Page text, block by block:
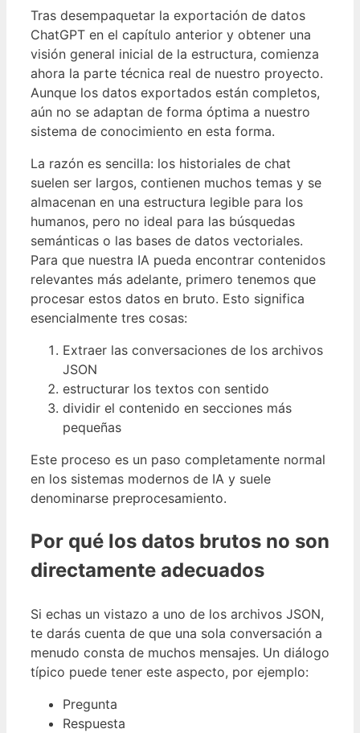
Tras desempaquetar la exportación de datos
ChatGPT en el capítulo anterior y obtener una
visión general inicial de la estructura, comienza
ahora la parte técnica real de nuestro proyecto.
Aunque los datos exportados están completos,
aún no se adaptan de forma óptima a nuestro
sistema de conocimiento en esta forma.
La razón es sencilla: los historiales de chat
suelen ser largos, contienen muchos temas y se
almacenan en una estructura legible para los
humanos, pero no ideal para las búsquedas
semánticas o las bases de datos vectoriales.
Para que nuestra IA pueda encontrar contenidos
relevantes más adelante, primero tenemos que
procesar estos datos en bruto. Esto significa
esencialmente tres cosas:
Extraer las conversaciones de los archivos
JSON
estructurar los textos con sentido
dividir el contenido en secciones más
pequeñas
Este proceso es un paso completamente normal
en los sistemas modernos de IA y suele
denominarse preprocesamiento.
Por qué los datos brutos no son
directamente adecuados
Si echas un vistazo a uno de los archivos JSON,
te darás cuenta de que una sola conversación a
menudo consta de muchos mensajes. Un diálogo
típico puede tener este aspecto, por ejemplo:
Pregunta
Respuesta